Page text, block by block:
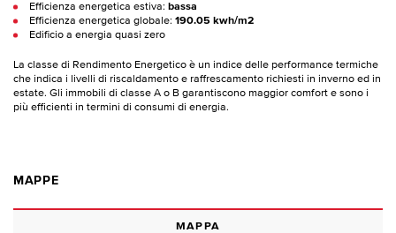
Efficienza energetica estiva: bassa
Efficienza energetica globale: 190.05 kwh/m2
Edificio a energia quasi zero
La classe di Rendimento Energetico è un indice delle performance termiche
che indica i livelli di riscaldamento e raffrescamento richiesti in inverno ed in
estate. Gli immobili di classe A o B garantiscono maggior comfort e sono i
più efficienti in termini di consumi di energia.
MAPPE
MAPPA